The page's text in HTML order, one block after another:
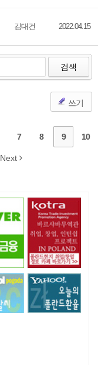
김대건 2022.04.15
검색
쓰기
7 8 9 10
Next